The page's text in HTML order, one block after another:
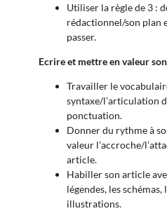
Utiliser la règle de 3 :
rédactionnel/son plan
passer.
Ecrire et mettre en valeur
Travailler le
syntaxe/l’articulation
ponctuation.
Donner du rythme à
valeur l’accroche/
article.
Habiller son article
légendes, les schémas,
illustrations.